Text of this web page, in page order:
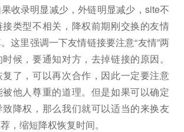
收录明显减少，外链明显减少，site不
类型不相关，降权前期刚交换的友情
这里强调一下友情链接要注意“友情”两
候，要通知对方，去掉链接的原因。
了，可以再次合作，因此一定要注意
他人尊重的道理。但是如果可以确定
降权，那么我们就可以适当的来换友
，缩短降权恢复时间。